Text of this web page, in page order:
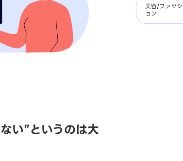
美容/ファッシ
ョン
い”というのは大